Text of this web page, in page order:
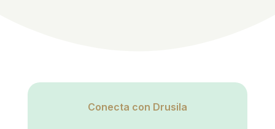
Conecta con Drusila